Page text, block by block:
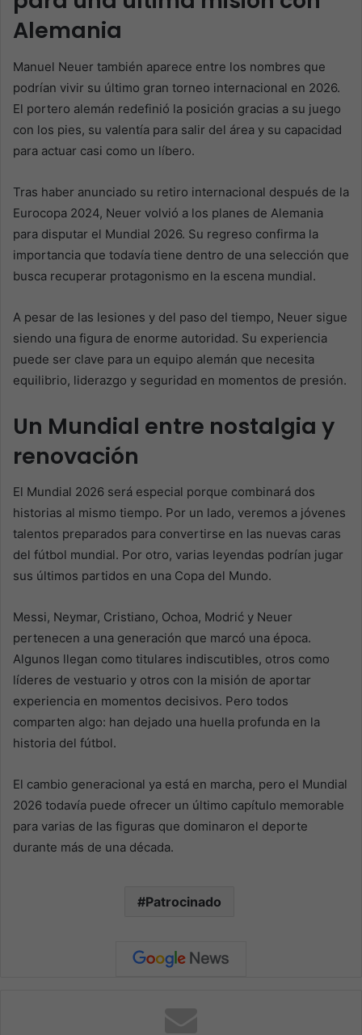
Alemania
Manuel Neuer también aparece entre los nombres que
podrían vivir su último gran torneo internacional en 2026.
El portero alemán redefinió la posición gracias a su juego
con los pies, su valentía para salir del área y su capacidad
para actuar casi como un líbero.
Tras haber anunciado su retiro internacional después de la
Eurocopa 2024, Neuer volvió a los planes de Alemania
para disputar el Mundial 2026. Su regreso confirma la
importancia que todavía tiene dentro de una selección que
busca recuperar protagonismo en la escena mundial.
A pesar de las lesiones y del paso del tiempo, Neuer sigue
siendo una figura de enorme autoridad. Su experiencia
puede ser clave para un equipo alemán que necesita
equilibrio, liderazgo y seguridad en momentos de presión.
Un Mundial entre nostalgia y
renovación
El Mundial 2026 será especial porque combinará dos
historias al mismo tiempo. Por un lado, veremos a jóvenes
talentos preparados para convertirse en las nuevas caras
del fútbol mundial. Por otro, varias leyendas podrían jugar
sus últimos partidos en una Copa del Mundo.
Messi, Neymar, Cristiano, Ochoa, Modrić y Neuer
pertenecen a una generación que marcó una época.
Algunos llegan como titulares indiscutibles, otros como
líderes de vestuario y otros con la misión de aportar
experiencia en momentos decisivos. Pero todos
comparten algo: han dejado una huella profunda en la
historia del fútbol.
El cambio generacional ya está en marcha, pero el Mundial
2026 todavía puede ofrecer un último capítulo memorable
para varias de las figuras que dominaron el deporte
durante más de una década.
Patrocinado